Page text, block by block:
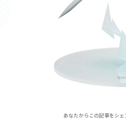
あなたからこの記事をシ